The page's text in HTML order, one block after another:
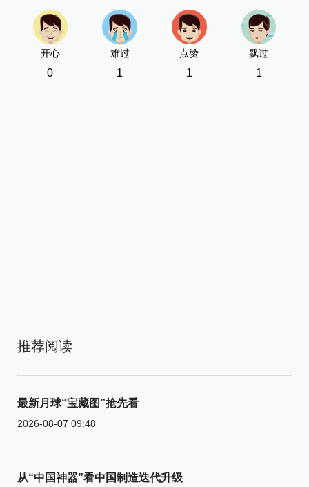
开心
0
难过
1
点赞
1
飘过
1
推荐阅读
最新月球“宝藏图”抢先看
2026-08-07 09:48
从“中国神器”看中国制造迭代升级